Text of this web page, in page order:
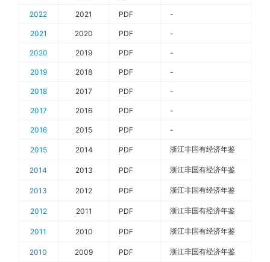
2022 2021 PDF -
2021 2020 PDF -
2020 2019 PDF -
2019 2018 PDF -
2018 2017 PDF -
2017 2016 PDF -
2016 2015 PDF -
2015 2014 PDF 浙江非国有经济年鉴
2014 2013 PDF 浙江非国有经济年鉴
2013 2012 PDF 浙江非国有经济年鉴
2012 2011 PDF 浙江非国有经济年鉴
2011 2010 PDF 浙江非国有经济年鉴
2010 2009 PDF 浙江非国有经济年鉴